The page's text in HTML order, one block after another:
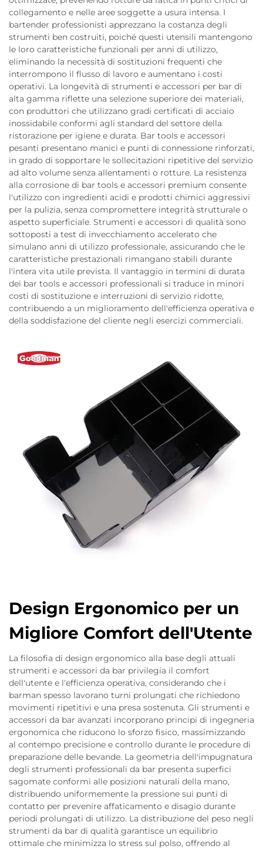
collegamento e nelle aree soggette a usura intensa. I
bartender professionisti apprezzano la costanza degli
strumenti ben costruiti, poiché questi utensili mantengono
le loro caratteristiche funzionali per anni di utilizzo,
eliminando la necessità di sostituzioni frequenti che
interrompono il flusso di lavoro e aumentano i costi
operativi. La longevità di strumenti e accessori per bar di
alta gamma riflette una selezione superiore dei materiali,
con produttori che utilizzano gradi certificati di acciaio
inossidabile conformi agli standard del settore della
ristorazione per igiene e durata. Bar tools e accessori
pesanti presentano manici e punti di connessione rinforzati,
in grado di sopportare le sollecitazioni ripetitive del servizio
ad alto volume senza allentamenti o rotture. La resistenza
alla corrosione di bar tools e accessori premium consente
l'utilizzo con ingredienti acidi e prodotti chimici aggressivi
per la pulizia, senza compromettere integrità strutturale o
aspetto superficiale. Strumenti e accessori di qualità sono
sottoposti a test di invecchiamento accelerato che
simulano anni di utilizzo professionale, assicurando che le
caratteristiche prestazionali rimangano stabili durante
l'intera vita utile prevista. Il vantaggio in termini di durata
dei bar tools e accessori professionali si traduce in minori
costi di sostituzione e interruzioni di servizio ridotte,
contribuendo a un miglioramento dell'efficienza operativa e
della soddisfazione del cliente negli esercizi commerciali.
Design Ergonomico per un
Migliore Comfort dell'Utente
La filosofia di design ergonomico alla base degli attuali
strumenti e accessori da bar privilegia il comfort
dell'utente e l'efficienza operativa, considerando che i
barman spesso lavorano turni prolungati che richiedono
movimenti ripetitivi e una presa sostenuta. Gli strumenti e
accessori da bar avanzati incorporano principi di ingegneria
ergonomica che riducono lo sforzo fisico, massimizzando
al contempo precisione e controllo durante le procedure di
preparazione delle bevande. La geometria dell'impugnatura
degli strumenti professionali da bar presenta superfici
sagomate conformi alle posizioni naturali della mano,
distribuendo uniformemente la pressione sui punti di
contatto per prevenire affaticamento e disagio durante
periodi prolungati di utilizzo. La distribuzione del peso negli
strumenti da bar di qualità garantisce un equilibrio
ottimale che minimizza lo stress sul polso, offrendo al